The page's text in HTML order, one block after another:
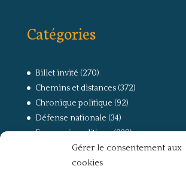
Gérer le consentement aux
cookies
Catégories
Billet invité (270)
Chemins et distances(372)
Chronique politique (92)
Défense nationale (34)
Economie politique(238)
(168)
La guerre, la Résistance et la Déportation